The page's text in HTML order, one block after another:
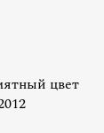
цвет